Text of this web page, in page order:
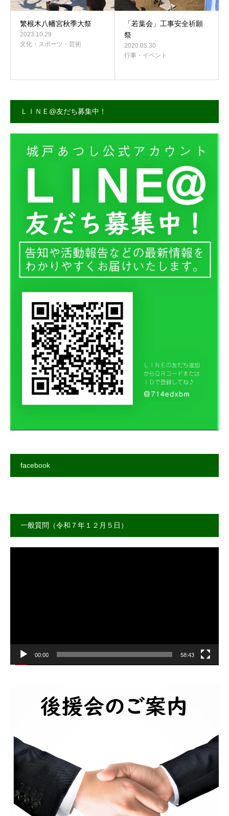
繁根木八幡宮秋季大祭
2023.10.29
文化・スポーツ・芸術
「若葉会」工事安全祈願
祭
2020.05.30
行事・イベント
ＬＩＮＥ@友だち募集中！
facebook
一般質問（令和７年１２月５日）
動
00:00 58:43